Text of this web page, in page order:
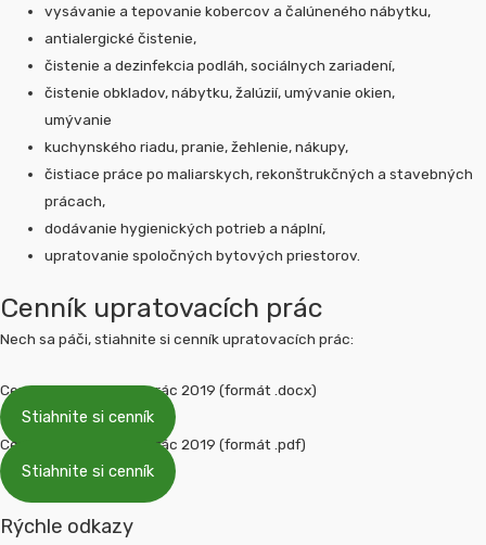
vysávanie a tepovanie kobercov a čalúneného nábytku,
antialergické čistenie,
čistenie a dezinfekcia podláh, sociálnych zariadení,
čistenie obkladov, nábytku, žalúzií, umývanie okien,
umývanie
kuchynského riadu, pranie, žehlenie, nákupy,
čistiace práce po maliarskych, rekonštrukčných a stavebných
prácach,
dodávanie hygienických potrieb a náplní,
upratovanie spoločných bytových priestorov.
Cenník upratovacích prác
Nech sa páči, stiahnite si cenník upratovacích prác:
Cenník upratovacích prác 2019 (formát .docx)
Stiahnite si cenník
Cenník upratovacích prác 2019 (formát .pdf)
Stiahnite si cenník
Rýchle odkazy